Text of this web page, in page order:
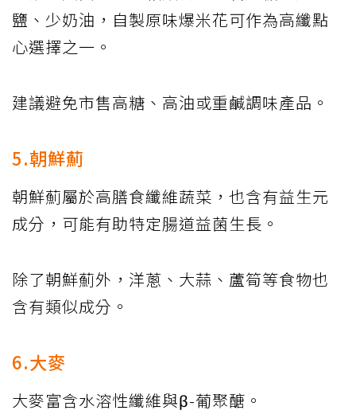
鹽、少奶油，自製原味爆米花可作為高纖點
心選擇之一。
建議避免市售高糖、高油或重鹹調味產品。
5.朝鮮薊
朝鮮薊屬於高膳食纖維蔬菜，也含有益生元
成分，可能有助特定腸道益菌生長。
除了朝鮮薊外，洋蔥、大蒜、蘆筍等食物也
含有類似成分。
6.大麥
大麥富含水溶性纖維與β-葡聚醣。